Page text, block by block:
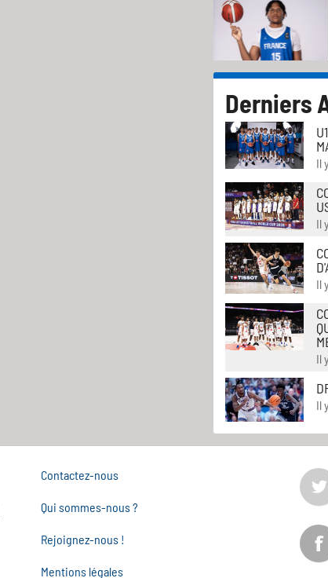
Derniers
Il
Il
Il
Il
Il
Contactez-nous
Qui sommes-nous ?
Rejoignez-nous !
Mentions légales